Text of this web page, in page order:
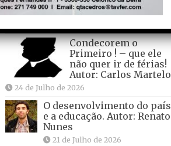
João Dinis
Condecorem o
Primeiro ! – que ele
não quer ir de férias!
Autor: Carlos Martelo
24 de Julho de 2026
O desenvolvimento do país
e a educação. Autor: Renato
Nunes
21 de Julho de 2026